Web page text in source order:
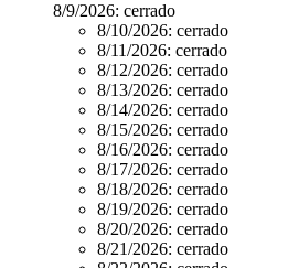
8/9/2026: cerrado
8/10/2026: cerrado
8/11/2026: cerrado
8/12/2026: cerrado
8/13/2026: cerrado
8/14/2026: cerrado
8/15/2026: cerrado
8/16/2026: cerrado
8/17/2026: cerrado
8/18/2026: cerrado
8/19/2026: cerrado
8/20/2026: cerrado
8/21/2026: cerrado